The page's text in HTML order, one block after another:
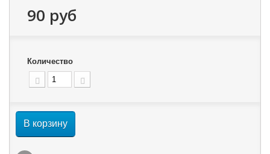
90 руб
Количество
В корзину